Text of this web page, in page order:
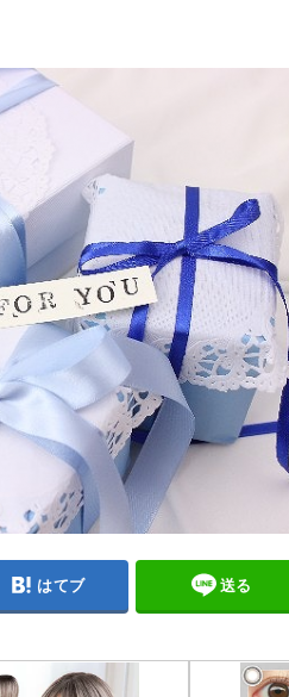
はてブ 送る